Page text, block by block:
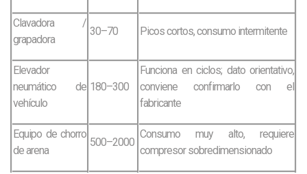
Clavadora /
grapadora
30–70 Picos cortos, consumo intermitente
Elevador
neumático de
vehículo
180–300
Funciona en ciclos; dato orientativo,
conviene confirmarlo con el
fabricante
Equipo de chorro
de arena
500–2000
Consumo muy alto, requiere
compresor sobredimensionado